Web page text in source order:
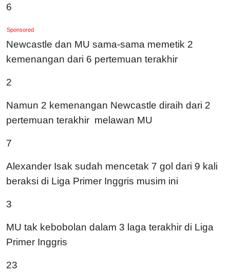
6
Sponsored
Newcastle dan MU sama-sama memetik 2
kemenangan dari 6 pertemuan terakhir
2
Namun 2 kemenangan Newcastle diraih dari 2
pertemuan terakhir melawan MU
7
Alexander Isak sudah mencetak 7 gol dari 9 kali
beraksi di Liga Primer Inggris musim ini
3
MU tak kebobolan dalam 3 laga terakhir di Liga
Primer Inggris
23